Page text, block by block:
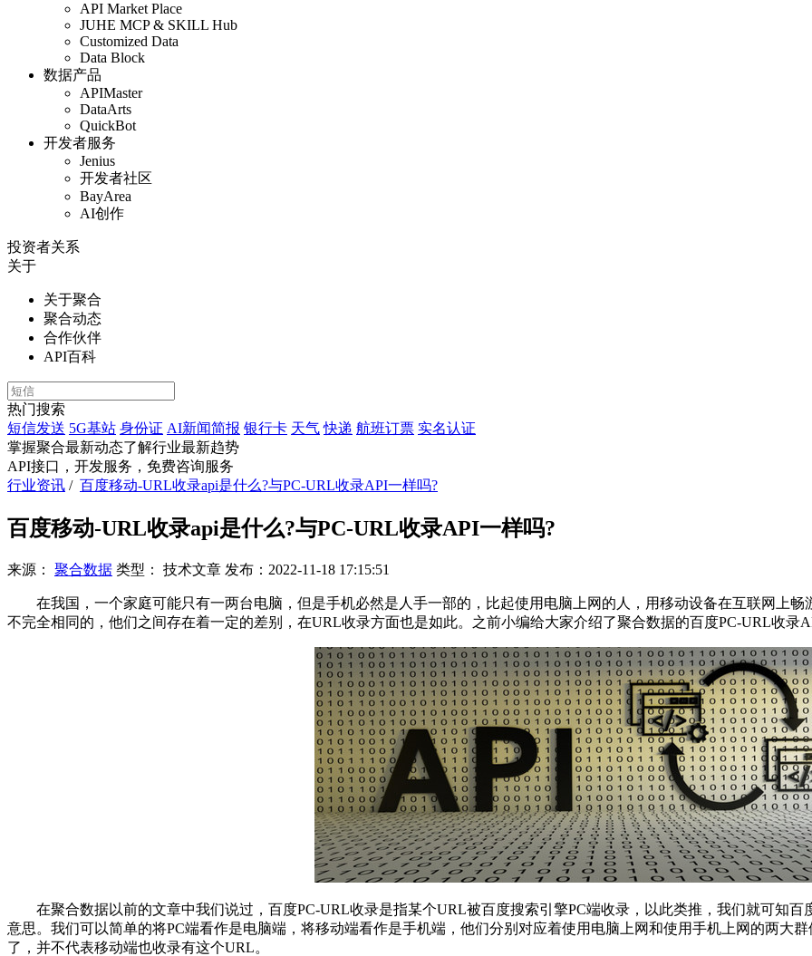
API Market Place
JUHE MCP & SKILL Hub
Customized Data
Data Block
数据产品
APIMaster
DataArts
QuickBot
开发者服务
Jenius
开发者社区
BayArea
AI创作
投资者关系
关于
关于聚合
聚合动态
合作伙伴
API百科
热门搜索
短信发送 5G基站 身份证 AI新闻简报 银行卡 天气 快递 航班订票 实名认证
掌握聚合最新动态了解行业最新趋势
API接口，开发服务，免费咨询服务
行业资讯 / 百度移动-URL收录api是什么?与PC-URL收录API一样吗?
百度移动-URL收录api是什么?与PC-URL收录API一样吗?
来源： 聚合数据 类型： 技术文章 发布： 2022-11-18 17:15:51
在我国，一个家庭可能只有一两台电脑，但是手机必然是人手一部的，比起使用电脑上网的人，用移动设备在互联网上畅
不完全相同的，他们之间存在着一定的差别，在URL收录方面也是如此。之前小编给大家介绍了聚合数据的百度PC-URL收录
在聚合数据以前的文章中我们说过，百度PC-URL收录是指某个URL被百度搜索引擎PC端收录，以此类推，我们就可知百
意思。我们可以简单的将PC端看作是电脑端，将移动端看作是手机端，他们分别对应着使用电脑上网和使用手机上网的两大
了，并不代表移动端也收录有这个URL。